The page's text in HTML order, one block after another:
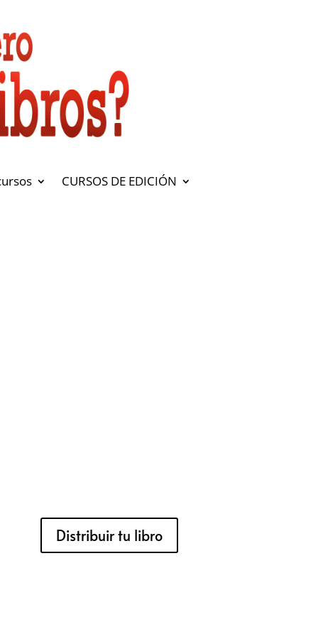
CURSOS DE EDICIÓN
Distribuir tu libro